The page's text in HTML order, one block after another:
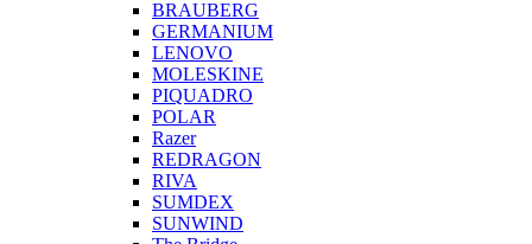
BRAUBERG
GERMANIUM
LENOVO
MOLESKINE
PIQUADRO
POLAR
Razer
REDRAGON
RIVA
SUMDEX
SUNWIND